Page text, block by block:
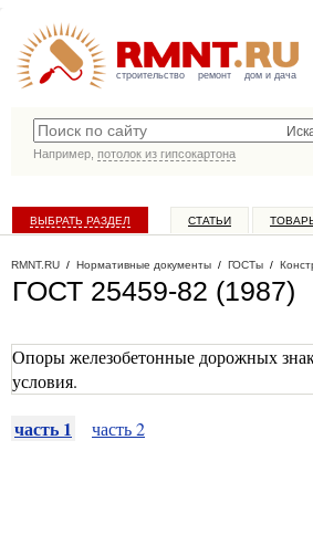
строительство ремонт дом и дача
Например, потолок из гипсокартона
ВЫБРАТЬ РАЗДЕЛ СТАТЬИ
RMNT.RU / Нормативные документы / ГОСТы /
ГОСТ 25459-82 (1987)
Опоры железобетонные дорожных
условия.
часть 1 часть 2